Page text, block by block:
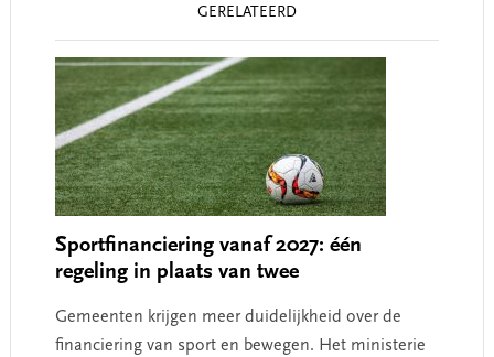
GERELATEERD
Sportfinanciering vanaf 2027: één
regeling in plaats van twee
Gemeenten krijgen meer duidelijkheid over de
financiering van sport en bewegen. Het ministerie